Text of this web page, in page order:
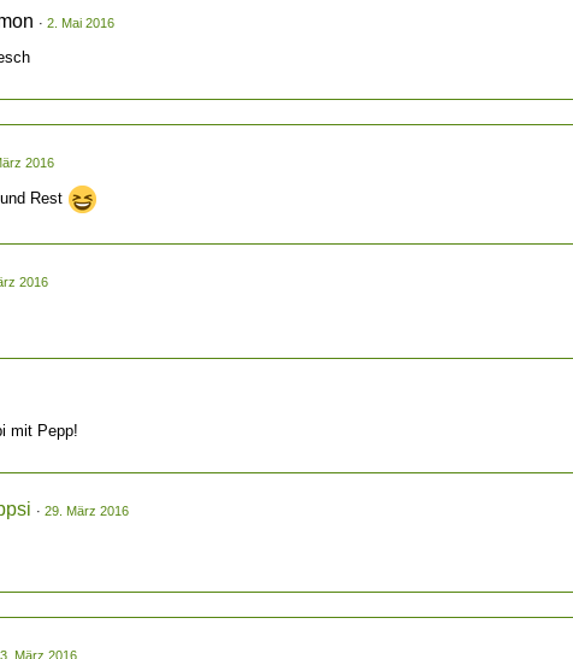
2. Mai 2016
2016
Rest
2016
mit Pepp!
29. März 2016
März 2016